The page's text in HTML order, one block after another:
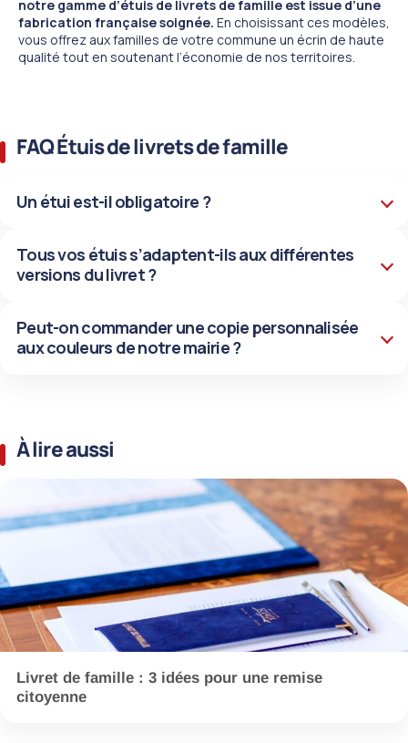
notre gamme d’étuis de livrets de famille est issue d’une
fabrication française soignée. En choisissant ces modèles,
vous offrez aux familles de votre commune un écrin de haute
qualité tout en soutenant l’économie de nos territoires.
FAQ Étuis de livrets de famille
Un étui est-il obligatoire ?
Tous vos étuis s’adaptent-ils aux différentes
versions du livret ?
Peut-on commander une copie personnalisée
aux couleurs de notre mairie ?
À lire aussi
Livret de famille : 3 idées pour une remise
citoyenne